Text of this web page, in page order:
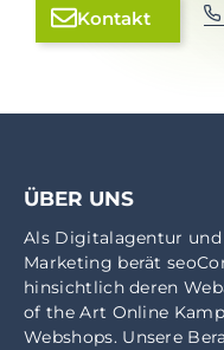
Kontakt
ÜBER UNS
Als Digitalagentur und
Marketing berät
hinsichtlich deren
of the Art Online
Webshops. Unsere